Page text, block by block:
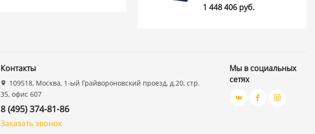
1 448 406 руб.
Контакты
109518, Москва, 1-ый Грайвороновский проезд, д.20, стр.
35, офис 607
8 (495) 374-81-86
Заказать звонок
Мы в социальных
сетях